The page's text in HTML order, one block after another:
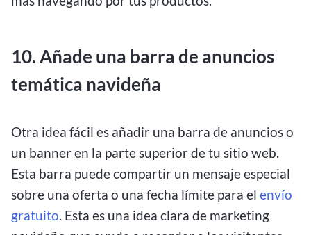
10. Añade una barra de anuncios
temática navideña
Otra idea fácil es añadir una barra de anuncios o
un banner en la parte superior de tu sitio web.
Esta barra puede compartir un mensaje especial
sobre una oferta o una fecha límite para el envío
gratuito. Esta es una idea clara de marketing